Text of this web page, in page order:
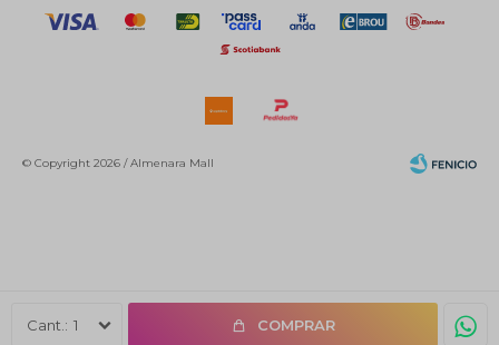
1 COMPRAR
© Copyright 2026 / Almenara Mall